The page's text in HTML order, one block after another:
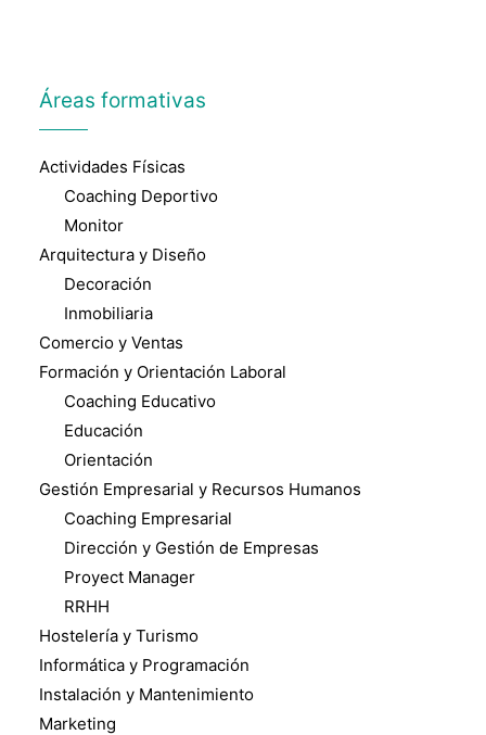
Áreas formativas
Actividades Físicas
Coaching Deportivo
Monitor
Arquitectura y Diseño
Decoración
Inmobiliaria
Comercio y Ventas
Formación y Orientación Laboral
Coaching Educativo
Educación
Orientación
Gestión Empresarial y Recursos Humanos
Coaching Empresarial
Dirección y Gestión de Empresas
Proyect Manager
RRHH
Hostelería y Turismo
Informática y Programación
Instalación y Mantenimiento
Marketing